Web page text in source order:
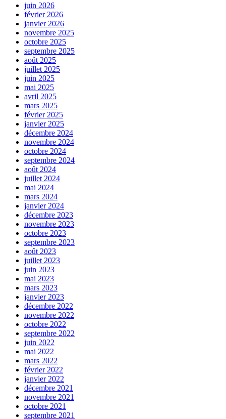
juin 2026
février 2026
janvier 2026
novembre 2025
octobre 2025
septembre 2025
août 2025
juillet 2025
juin 2025
mai 2025
avril 2025
mars 2025
février 2025
janvier 2025
décembre 2024
novembre 2024
octobre 2024
septembre 2024
août 2024
juillet 2024
mai 2024
mars 2024
janvier 2024
décembre 2023
novembre 2023
octobre 2023
septembre 2023
août 2023
juillet 2023
juin 2023
mai 2023
mars 2023
janvier 2023
décembre 2022
novembre 2022
octobre 2022
septembre 2022
juin 2022
mai 2022
mars 2022
février 2022
janvier 2022
décembre 2021
novembre 2021
octobre 2021
septembre 2021